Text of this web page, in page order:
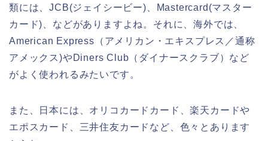
類には、JCB(ジェイシービー)、Mastercard(マスター
カード)、などがありますよね。それに、海外では、
American Express（アメリカン・エキスプレス／通称
アメックス)やDiners Club（ダイナースクラブ）など
がよく使われるみたいです。
また、日本には、オリコカードカード、楽天カードや
エポスカード、三井住友カードなど、色々とあります